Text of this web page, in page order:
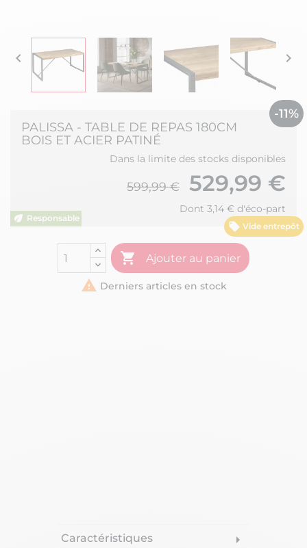
 
Vide entrepôt
-11%
PALISSA - TABLE DE REPAS 180CM
BOIS ET ACIER PATINÉ
Dans la limite des stocks disponibles
599,99 € 529,99 €
Dont 3,14 € d'éco-part
 Ajouter au panier
 Derniers articles en stock
Caractéristiques arrow_right